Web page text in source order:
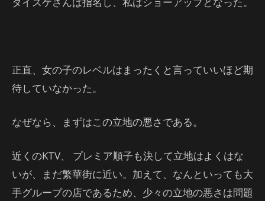
正直、女の子のレベルはまったくと言っていいほど期
待していなかった。
なぜなら、まずはこの立地の悪さである。
近くのKTV、 プレミア順子も決して立地はよくはな
いが、まだ繁華街に近い。加えて、なんといっても大
手グループの店であるため、少々の立地の悪さは問題